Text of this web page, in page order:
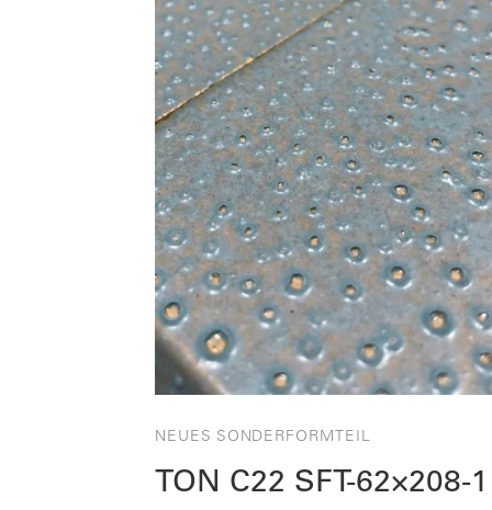
NEUES SONDERFORMTEIL
TON C22 SFT-62×208-1